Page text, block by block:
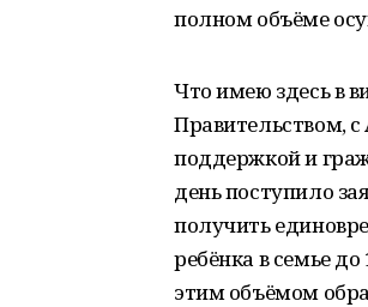
полном объёме
Что имею здесь в
Правительством,
поддержкой и
день поступило
получить
ребёнка в семье
этим объёмом